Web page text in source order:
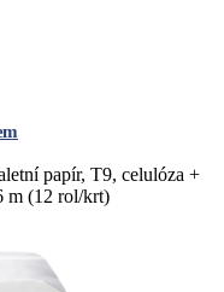
papír, T9, celulóza +
m (12 rol/krt)